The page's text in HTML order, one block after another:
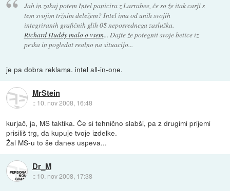
Jah in zakaj potem Intel panicira z Larrabee, če so že itak carji s
tem svojim tržnim deležem? Intel ima od unih svojih
integriranih grafičnih glih 0$ neposrednega zaslužka.
Richard Huddy malo o vsem... Dajte že potegnit svoje betice iz
peska in pogledat realno na situacijo...
je pa dobra reklama. intel all-in-one.
MrStein
:: 10. nov 2008, 16:48
kurjač, ja, MS taktika. Če si tehnično slabši, pa z drugimi prijemi
prisiliš trg, da kupuje tvoje izdelke.
Žal MS-u to še danes uspeva...
Dr_M
:: 10. nov 2008, 17:38